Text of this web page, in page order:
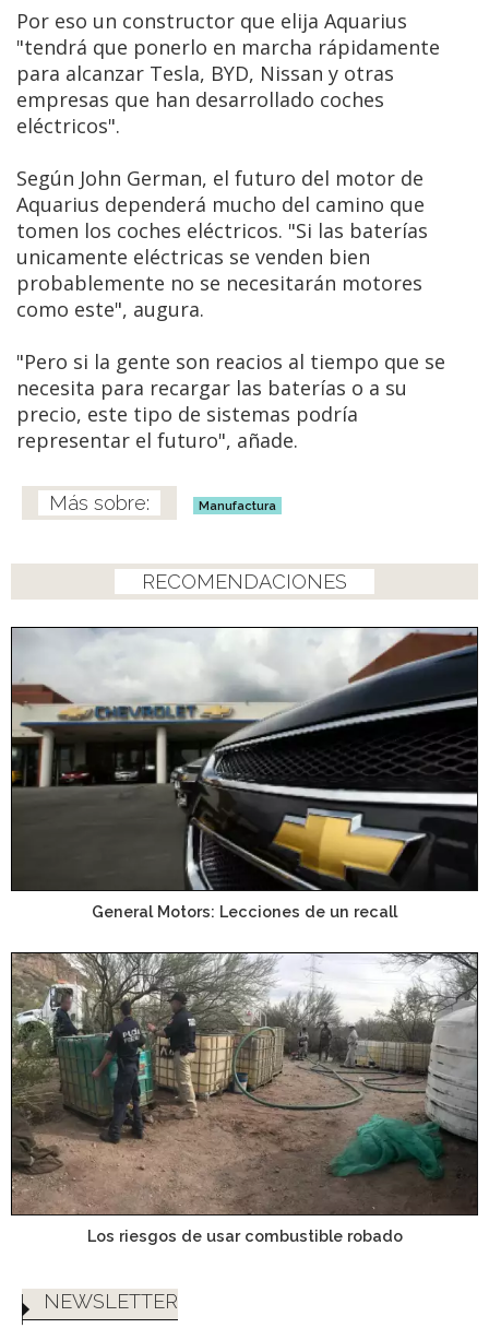
Por eso un constructor que elija Aquarius
"tendrá que ponerlo en marcha rápidamente
para alcanzar Tesla, BYD, Nissan y otras
empresas que han desarrollado coches
eléctricos".
Según John German, el futuro del motor de
Aquarius dependerá mucho del camino que
tomen los coches eléctricos. "Si las baterías
unicamente eléctricas se venden bien
probablemente no se necesitarán motores
como este", augura.
"Pero si la gente son reacios al tiempo que se
necesita para recargar las baterías o a su
precio, este tipo de sistemas podría
representar el futuro", añade.
Manufactura
RECOMENDACIONES
General Motors: Lecciones de un recall
Los riesgos de usar combustible robado
NEWSLETTER